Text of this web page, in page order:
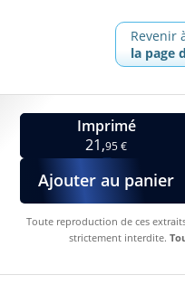
Revenir
la page
Imprimé
21,95 €
Ajouter au panier
Toute reproduction de ces
strictement interdite.